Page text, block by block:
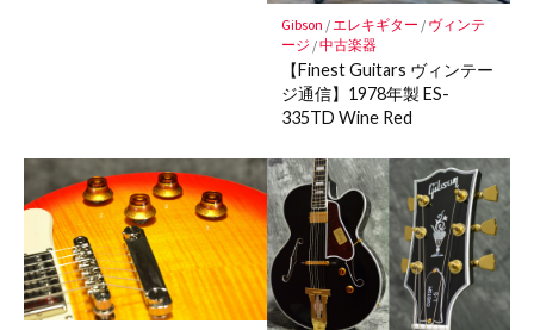
Gibson / エレキギター / ヴィンテ
ージ /中古楽器
【Finest Guitars ヴィンテー
ジ通信】1978年製 ES-
335TD Wine Red